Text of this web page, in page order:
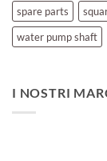
spare parts
water pump shaft
I NOSTRI